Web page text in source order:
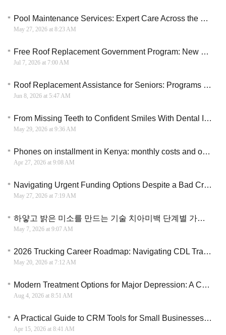
Pool Maintenance Services: Expert Care Across the US and Canada for Nearly Free
May 27, 2026 at 8:23 AM
Free Roof Replacement Government Program: New Enrollment Phase Opens for Homeowners Over 50
Jul 7, 2026 at 7:00 AM
Roof Replacement Assistance for Seniors: Programs and Tips
Jun 8, 2026 at 5:47 AM
From Missing Teeth to Confident Smiles With Dental Implants That Don’t Break the Bank
May 29, 2026 at 9:36 AM
Phones on installment in Kenya: monthly costs and options explained
Apr 27, 2026 at 9:08 AM
Navigating Urgent Funding Options Despite a Bad Credit Record
May 27, 2026 at 7:19 AM
하얗고 밝은 미소를 만드는 기술 치아미백 단계별 가이드와 한국인의 관리 트렌드
May 7, 2026 at 9:07 AM
2026 Trucking Career Roadmap: Navigating CDL Training and Industry Opportunities
May 20, 2026 at 7:12 AM
Modern Treatment Options for Major Depression: A Complete Medical Guide
Aug 4, 2026 at 8:51 AM
A Practical Guide to CRM Tools for Small Businesses to Scale Sales and Improve Conversion Efficiency
Apr 15, 2026 at 8:41 AM